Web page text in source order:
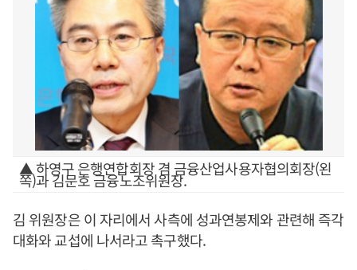
▲ 하영구 은행연합회장 겸 금융산업사용자협의회장(왼
쪽)과 김문호 금융노조위원장.
김 위원장은 이 자리에서 사측에 성과연봉제와 관련해 즉각
대화와 교섭에 나서라고 촉구했다.